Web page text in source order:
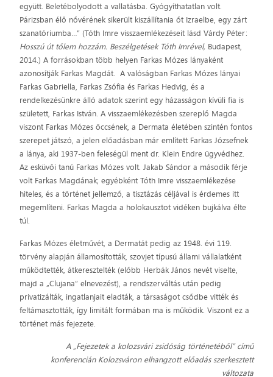
együtt. Beletébolyodott a vallatásba. Gyógyíthatatlan volt.
Párizsban élő nővérének sikerült kiszállítania őt Izraelbe, egy zárt
szanatóriumba…” (Tóth Imre visszaemlékezéseit lásd Várdy Péter:
Hosszú út tőlem hozzám. Beszélgetések Tóth Imrével, Budapest,
2014.) A forrásokban több helyen Farkas Mózes lányaként
azonosítják Farkas Magdát. A valóságban Farkas Mózes lányai
Farkas Gabriella, Farkas Zsófia és Farkas Hedvig, és a
rendelkezésünkre álló adatok szerint egy házasságon kívüli fia is
született, Farkas István. A visszaemlékezésben szereplő Magda
viszont Farkas Mózes öccsének, a Dermata életében szintén fontos
szerepet játszó, a jelen előadásban már említett Farkas Józsefnek
a lánya, aki 1937-ben feleségül ment dr. Klein Endre ügyvédhez.
Az esküvői tanú Farkas Mózes volt. Jakab Sándor a második férje
volt Farkas Magdának; egyébként Tóth Imre visszaemlékezése
hiteles, és a történet jellemző, a tisztázás céljával is érdemes itt
megemlíteni. Farkas Magda a holokausztot vidéken bujkálva élte
túl.
Farkas Mózes életművét, a Dermatát pedig az 1948. évi 119.
törvény alapján államosították, szovjet típusú állami vállalatként
működtették, átkeresztelték (előbb Herbák János nevét viselte,
majd a „Clujana” elnevezést), a rendszerváltás után pedig
privatizálták, ingatlanjait eladták, a társaságot csődbe vitték és
feltámasztották, így limitált formában ma is működik. Viszont ez a
történet más fejezete.
A „Fejezetek a kolozsvári zsidóság történetéből” című
konferencián Kolozsváron elhangzott előadás szerkesztett
változata